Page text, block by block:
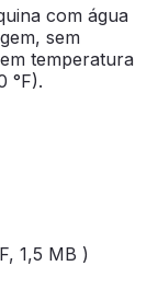
com água
sem
temperatura
°F).
1,5 MB )